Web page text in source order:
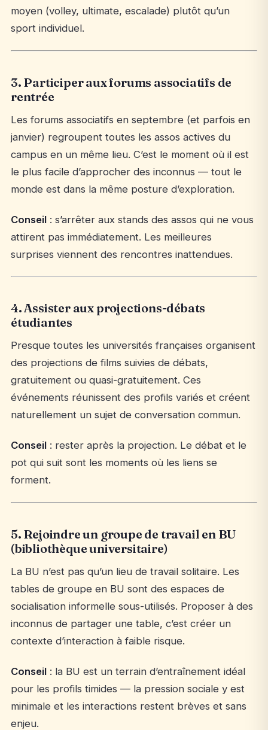
moyen (volley, ultimate, escalade) plutôt qu’un
sport individuel.
3. Participer aux forums associatifs de
rentrée
Les forums associatifs en septembre (et parfois en
janvier) regroupent toutes les assos actives du
campus en un même lieu. C’est le moment où il est
le plus facile d’approcher des inconnus — tout le
monde est dans la même posture d’exploration.
Conseil: s’arrêter aux stands des assos qui ne vous
attirent pas immédiatement. Les meilleures
surprises viennent des rencontres inattendues.
4. Assister aux projections-débats
étudiantes
Presque toutes les universités françaises organisent
des projections de films suivies de débats,
gratuitement ou quasi-gratuitement. Ces
événements réunissent des profils variés et créent
naturellement un sujet de conversation commun.
Conseil: rester après la projection. Le débat et le
pot qui suit sont les moments où les liens se
forment.
5. Rejoindre un groupe de travail en BU
(bibliothèque universitaire)
La BU n’est pas qu’un lieu de travail solitaire. Les
tables de groupe en BU sont des espaces de
socialisation informelle sous-utilisés. Proposer à des
inconnus de partager une table, c’est créer un
contexte d’interaction à faible risque.
Conseil: la BU est un terrain d’entraînement idéal
pour les profils timides — la pression sociale y est
minimale et les interactions restent brèves et sans
enjeu.